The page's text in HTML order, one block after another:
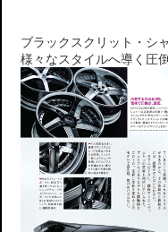
ブラックスクリット・シ
様々なスタイルへ導く圧